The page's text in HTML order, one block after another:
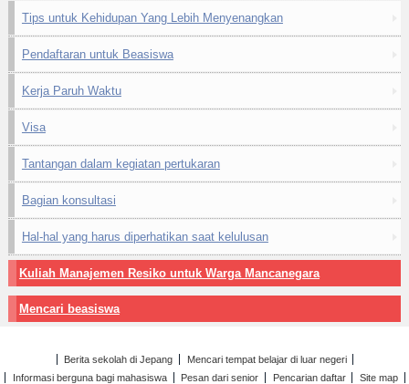
Tips untuk Kehidupan Yang Lebih Menyenangkan
Pendaftaran untuk Beasiswa
Kerja Paruh Waktu
Visa
Tantangan dalam kegiatan pertukaran
Bagian konsultasi
Hal-hal yang harus diperhatikan saat kelulusan
Kuliah Manajemen Resiko untuk Warga Mancanegara
Mencari beasiswa
Berita sekolah di Jepang
Mencari tempat belajar di luar negeri
Informasi berguna bagi mahasiswa
Pesan dari senior Pencarian daftar
Site map